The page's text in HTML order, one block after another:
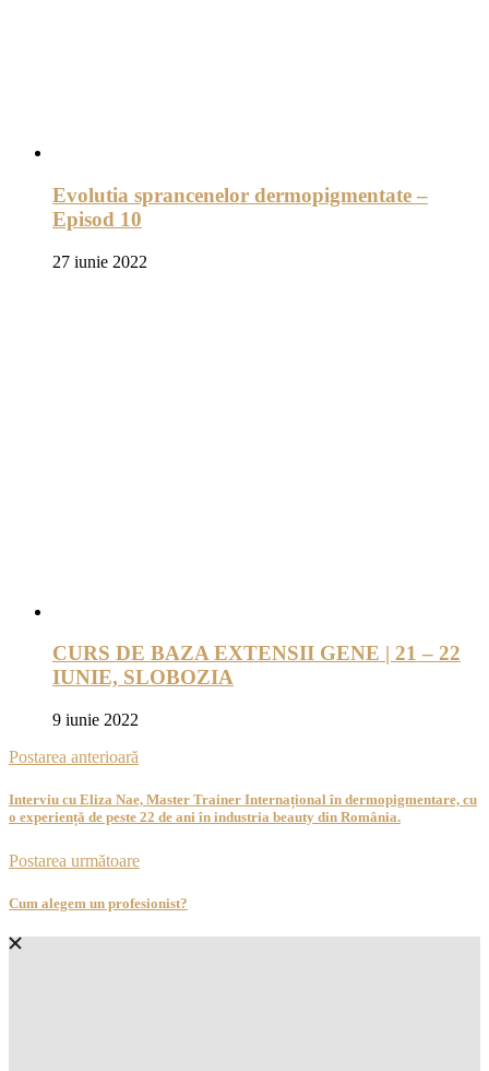
Evolutia sprancenelor dermopigmentate –
Episod 10
27 iunie 2022
CURS DE BAZA EXTENSII GENE | 21 – 22
IUNIE, SLOBOZIA
9 iunie 2022
Postarea anterioară
Interviu cu Eliza Nae, Master Trainer Internațional în dermopigmentare, cu
o experiență de peste 22 de ani în industria beauty din România.
Postarea următoare
Cum alegem un profesionist?